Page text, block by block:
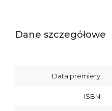
Dane szczegółowe
Data premiery:
ISBN: